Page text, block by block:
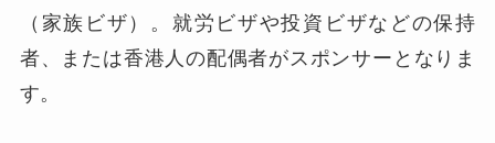
（家族ビザ）。就労ビザや投資ビザなどの保持
者、または香港人の配偶者がスポンサーとなりま
す。